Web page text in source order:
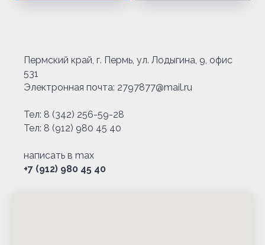
Пермский край, г. Пермь, ул. Лодыгина, 9, офис
531
Электронная почта: 2797877@mail.ru
Тел: 8 (342) 256-59-28
Тел: 8 (912) 980 45 40
написать в max
+7 (912) 980 45 40